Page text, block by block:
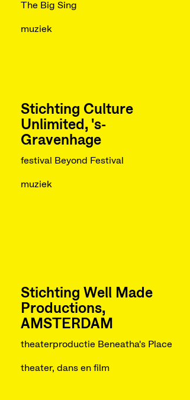
The Big Sing
muziek
Stichting Culture
Unlimited, 's-
Gravenhage
festival Beyond Festival
muziek
Stichting Well Made
Productions,
AMSTERDAM
theaterproductie Beneatha's Place
theater, dans en film